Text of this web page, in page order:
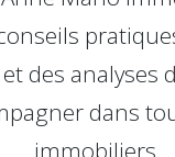
des analyses
dans
immobiliers.